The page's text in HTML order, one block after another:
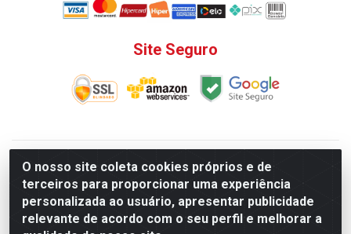
O nosso site coleta cookies próprios e de
terceiros para proporcionar uma experiência
personalizada ao usuário, apresentar publicidade
relevante de acordo com o seu perfil e melhorar a
Site Seguro
V. C. Ferragens LTDA - Rua do Matoso, 132 - Praça da
Bandeira, Rio de Janeiro/ RJ - CEP 20.270-135 - CNPJ
12.324.723/0001-25
Todas as regras de promoções, descontos, preços e prazos
de pagamento e entrega expostos aqui são válidos apenas